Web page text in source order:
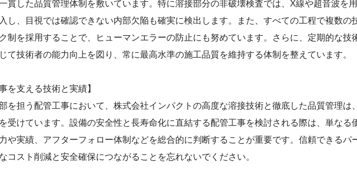
貫した品質管理体制を敷いています。特に溶接部分の非破壊検査では、X線や超音波を用
し、目視では確認できない内部欠陥も確実に検出します。また、すべての工程で複数の
制を採用することで、ヒューマンエラーの防止にも努めています。さらに、定期的な技
て技術者の能力向上を図り、常に最高水準の施工品質を維持する体制を整えています。
を支える技術と実績】
を担う配管工事において、株式会社インパクトの高度な溶接技術と徹底した品質管理は、
受けています。設備の安全性と長寿命化に直結する配管工事を検討される際は、単なる
や実績、アフターフォロー体制などを総合的に判断することが重要です。信頼できるパ
コスト削減と安全確保につながることを忘れないでください。